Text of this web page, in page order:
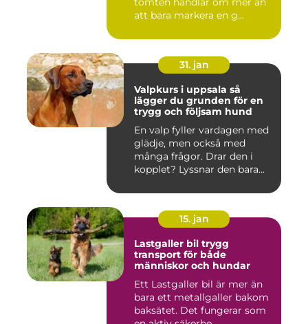
att bara markera en g...
31. jan
Valpkurs i uppsala så
lägger du grunden för en
trygg och följsam hund
En valp fyller vardagen med
glädje, men också med
många frågor. Drar den i
kopplet? Lyssnar den bara...
15. jan
Lastgaller bil trygg
transport för både
människor och hundar
Ett Lastgaller bil är mer än
bara ett metallgaller bakom
baksätet. Det fungerar som